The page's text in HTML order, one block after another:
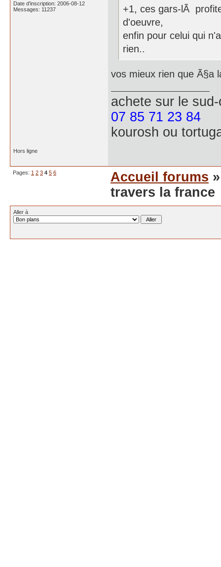
Date d'inscription: 2006-08-12
Messages: 11237
+1, ces gars-lÃ
d'oeuvre,
enfin pour celui qui
rien..
vos mieux rien que Ã§a
achete sur le
07 85 71 23 84
kourosh ou
Hors ligne
Pages: 1 2 3 4 5 6 Accueil forums
travers la france
Aller à